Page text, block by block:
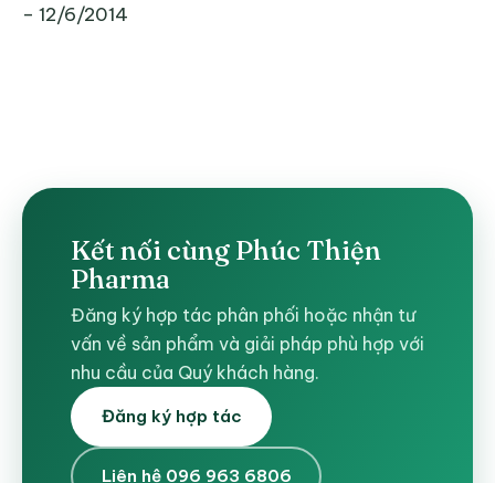
– 12/6/2014
Kết nối cùng Phúc Thiện
Pharma
Đăng ký hợp tác phân phối hoặc nhận tư
vấn về sản phẩm và giải pháp phù hợp với
nhu cầu của Quý khách hàng.
Đăng ký hợp tác
Liên hệ 096 963 6806